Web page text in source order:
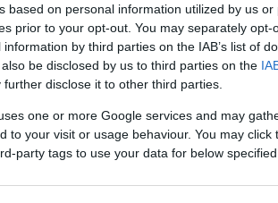
based on personal information utilized by us or
prior to your opt-out. You may separately opt-
by third parties on the IAB’s list of
be disclosed by us to third parties on the
further disclose it to other third parties.
one or more Google services and may
to your visit or usage behaviour. You may click
party tags to use your data for below
biseksom; biseksów; biseksowi;